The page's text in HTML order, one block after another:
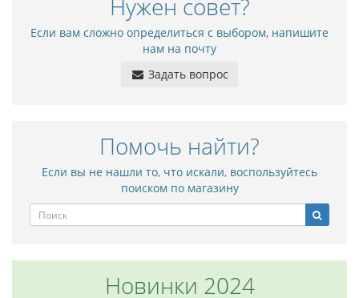
Нужен совет?
Если вам сложно определиться с выбором, напишите
нам на почту
Задать вопрос
Помочь найти?
Если вы не нашли то, что искали, воспользуйтесь
поиском по магазину
Новинки 2024